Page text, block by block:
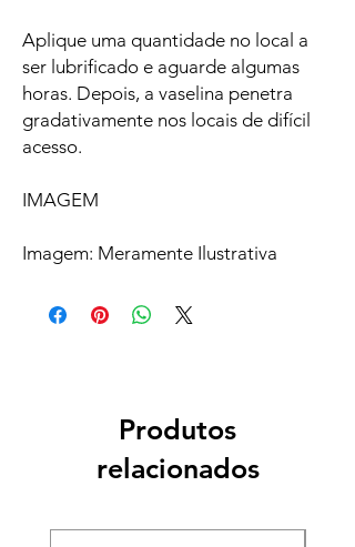
Aplique uma quantidade no local a
ser lubrificado e aguarde algumas
horas. Depois, a vaselina penetra
gradativamente nos locais de difícil
acesso.
IMAGEM
Imagem: Meramente Ilustrativa
Produtos
relacionados